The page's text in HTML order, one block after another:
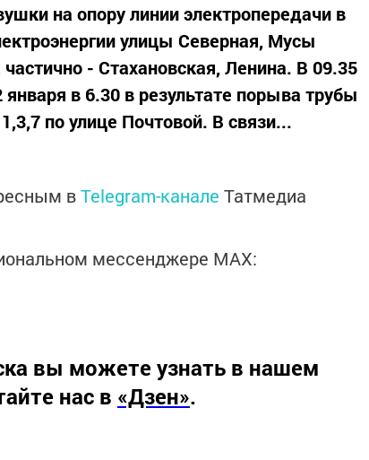
на опору линии электропередачи в
улицы Северная, Мусы
- Стахановская, Ленина. В 09.35
в 6.30 в результате порыва трубы
по улице Почтовой. В связи...
вTelegram-канале Татмедиа
мессенджере MАХ:
вы можете узнать в нашем
нас в «Дзен».